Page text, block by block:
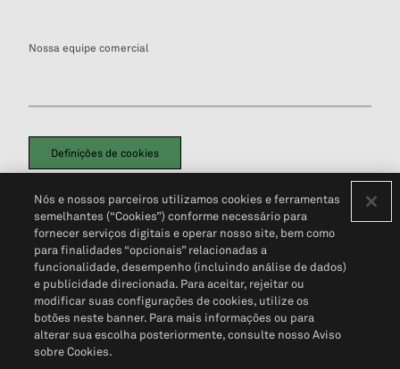
Nossa equipe comercial
Definições de cookies
Política de PrivacidadePortal de privacidade do cliente (em inglês)
Não Venda Minhas Informações Pessoais© 2026 S&P Global
Nós e nossos parceiros utilizamos cookies e ferramentas
semelhantes (“Cookies”) conforme necessário para
fornecer serviços digitais e operar nosso site, bem como
para finalidades “opcionais” relacionadas a
funcionalidade, desempenho (incluindo análise de dados)
e publicidade direcionada. Para aceitar, rejeitar ou
modificar suas configurações de cookies, utilize os
botões neste banner. Para mais informações ou para
alterar sua escolha posteriormente, consulte nosso Aviso
sobre Cookies.